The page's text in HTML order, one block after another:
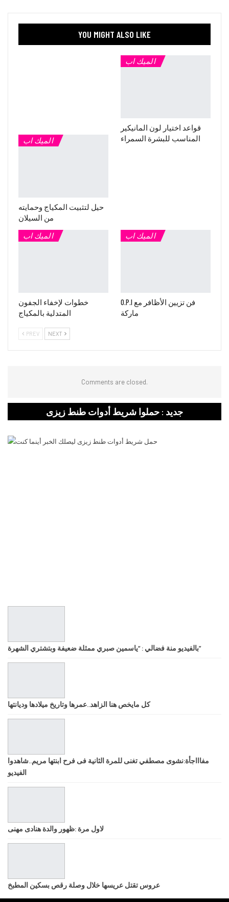
YOU MIGHT ALSO LIKE
الميك اب
حيل لتثبيت المكياج وحمايته
من السيلان
الميك اب
قواعد اختيار لون المانيكير
المناسب للبشرة السمراء
الميك اب
خطوات لإخفاء الجفون
المتدلية بالمكياج
الميك اب
O.P.I فن تزيين الأظافر مع
ماركة
PREV NEXT
Comments are closed.
جديد : حملوا شريط أدوات طنط زيزى
بالفيديو منة فضالي : “ياسمين صبري ممثلة ضعيفة وبتشتري الشهرة”
كل مايخص هنا الزاهد..عمرها وتاريخ ميلادها وديانتها
مفاااجأة:نشوى مصطفي تغنى للمرة الثانية فى فرح ابنتها مريم..شاهدوا
الفيديو
لاول مرة :ظهور والدة هنادى مهنى
عروس تقتل عريسها خلال وصلة رقص بسكين المطبخ